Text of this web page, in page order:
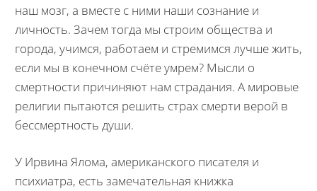
наш мозг, а вместе с ними наши сознание и
личность. Зачем тогда мы строим общества и
города, учимся, работаем и стремимся лучше жить,
если мы в конечном счёте умрем? Мысли о
смертности причиняют нам страдания. А мировые
религии пытаются решить страх смерти верой в
бессмертность души.
У Ирвина Ялома, американского писателя и
психиатра, есть замечательная книжка